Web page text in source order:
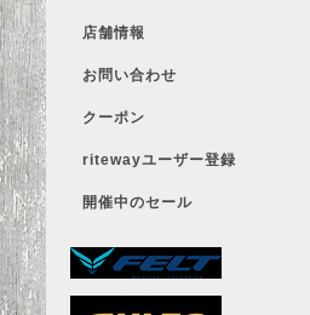
店舗情報
お問い合わせ
クーポン
ritewayユーザー登録
開催中のセール